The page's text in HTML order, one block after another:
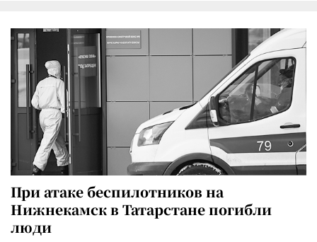
При атаке беспилотников на
Нижнекамск в Татарстане погибли
люди